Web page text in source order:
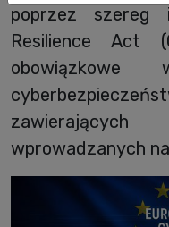
poprzez
Resilience Act
wprowadzanych